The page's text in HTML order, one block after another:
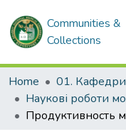
Communities &
Collections
Home 01. Кафедри